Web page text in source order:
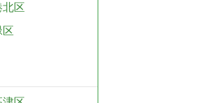
北区
区